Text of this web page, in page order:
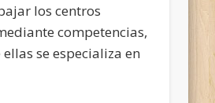
los centros
competencias,
se especializa en